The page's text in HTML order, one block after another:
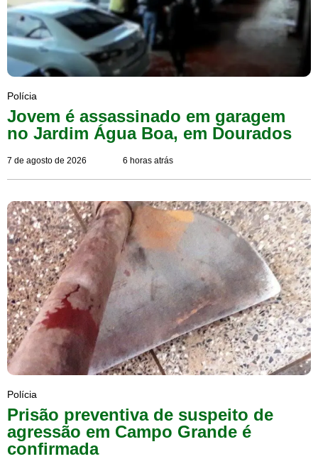
Polícia
Jovem é assassinado em garagem
no Jardim Água Boa, em Dourados
7 de agosto de 2026 6 horas atrás
Polícia
Prisão preventiva de suspeito de
agressão em Campo Grande é
confirmada